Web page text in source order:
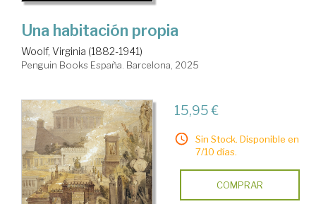
Una habitación propia
Woolf, Virginia (1882-1941)
Penguin Books España. Barcelona, 2025
15,95 €
Sin Stock. Disponible en
7/10 días.
COMPRAR